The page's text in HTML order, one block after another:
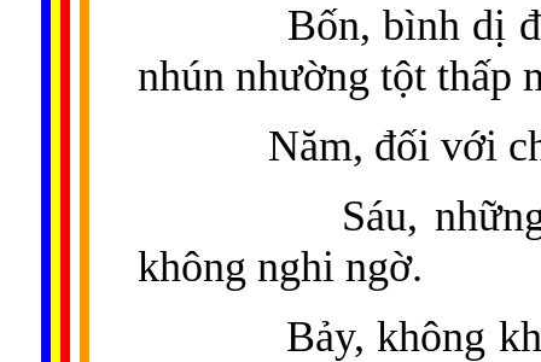
Bốn, bình dị
nhún nhường tột thấp
Năm, đối với
Sáu,
không nghi ngờ.
Bảy, không